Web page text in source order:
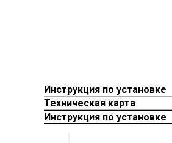
Инструкция по установке
Техническая карта
Инструкция по установке